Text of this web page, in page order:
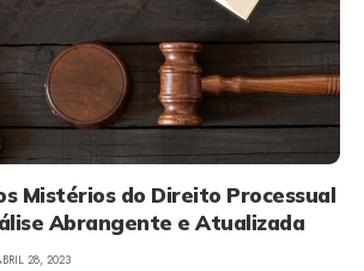
Mistérios do Direito Processual
Abrangente e Atualizada
28, 2023